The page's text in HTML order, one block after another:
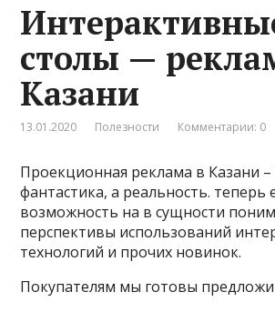
столы —
Казани
13.01.2020 Полезности Комментарии: 0
Проекционная реклама в Казани –
фантастика, а реальность. теперь
возможность на в сущности
перспективы использований
технологий и прочих новинок.
Покупателям мы готовы